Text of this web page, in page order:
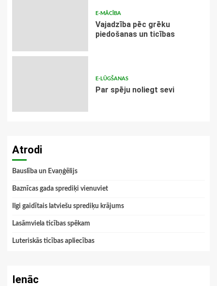
E-MĀCĪBA
Vajadzība pēc grēku
piedošanas un ticības
E-LŪGŠANAS
Par spēju noliegt sevi
Atrodi
Bauslība un Evaņģēlijs
Baznīcas gada sprediķi vienuviet
Ilgi gaidītais latviešu sprediķu krājums
Lasāmviela ticības spēkam
Luteriskās ticības apliecības
Ienāc